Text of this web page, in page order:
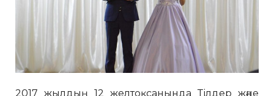
2017 жылдың 12 желтоқсанында Тілдер және